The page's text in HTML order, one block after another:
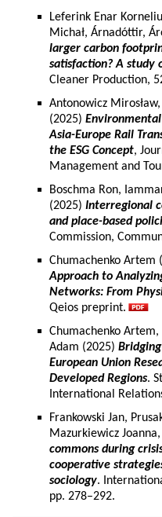
Leferink Enar
Michał, Árnadóttir,
larger carbon
satisfaction? A study
Cleaner Production,
Antonowicz
(2025)
Asia-Europe Rail
the ESG Concept,
Management and
Boschma Ron,
(2025) Interregional
and place-based
Commission,
Chumachenko Artem
Approach to
Networks: From
Qeios preprint.
Chumachenko Artem,
Adam (2025)
European Union
Developed Regions.
International
Frankowski Jan,
Mazurkiewicz
commons during
cooperative
sociology.
pp. 278–292.